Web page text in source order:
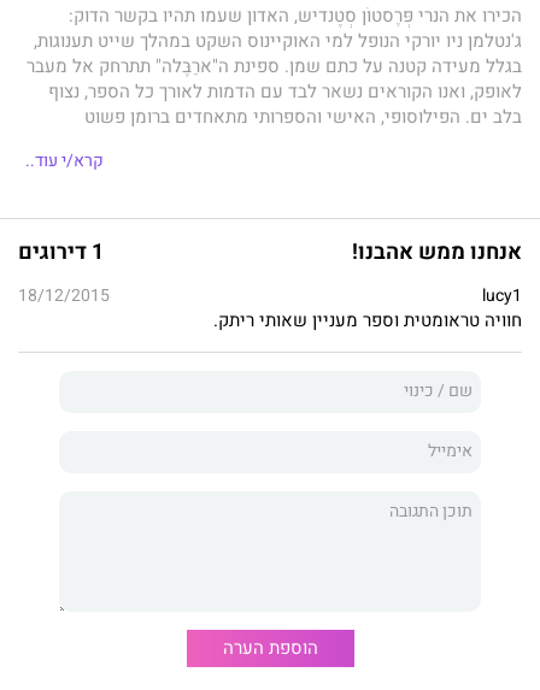
הכירו את הנרי פְּרֶסטוֹן סְטֶנדיש, האדון שעמו תהיו בקשר הדוק:
ג'נטלמן ניו יורקי הנופל למי האוקיינוס השקט במהלך שייט תענוגות,
בגלל מעידה קטנה על כתם שמן. ספינת ה"ארַבֶּלה" תתרחק אל מעבר
לאופק, ואנו הקוראים נשאר לבד עם הדמות לאורך כל הספר, נצוף
בלב ים. הפילוסופי, האישי והספרותי מתאחדים ברומן פשוט
וסערות, מרובינזון קרוזו ועד ולאסקו של גרסייה מרקס. קבלו עתה
קרא/י עוד..
אנחנו ממש אהבנו! 1 דירוגים
lucy1
18/12/2015
חוויה טראומטית וספר מעניין שאותי ריתק.
הוספת הערה